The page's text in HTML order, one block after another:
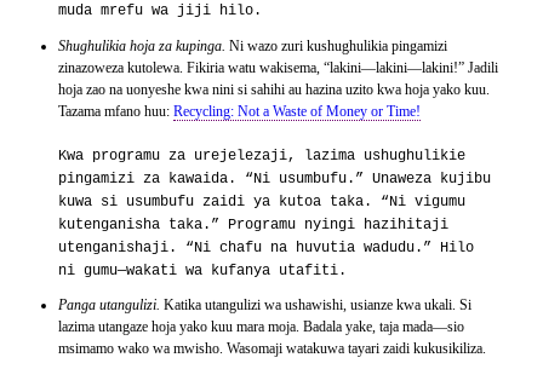
muda mrefu wa jiji hilo.
Shughulikia hoja za kupinga. Ni wazo zuri kushughulikia pingamizi
zinazoweza kutolewa. Fikiria watu wakisema, “lakini—lakini—lakini!” Jadili
hoja zao na uonyeshe kwa nini si sahihi au hazina uzito kwa hoja yako kuu.
Tazama mfano huu: Recycling: Not a Waste of Money or Time!
Kwa programu za urejelezaji, lazima ushughulikie
pingamizi za kawaida. “Ni usumbufu.” Unaweza kujibu
kuwa si usumbufu zaidi ya kutoa taka. “Ni vigumu
kutenganisha taka.” Programu nyingi hazihitaji
utenganishaji. “Ni chafu na huvutia wadudu.” Hilo
ni gumu—wakati wa kufanya utafiti.
Panga utangulizi. Katika utangulizi wa ushawishi, usianze kwa ukali. Si
lazima utangaze hoja yako kuu mara moja. Badala yake, taja mada—sio
msimamo wako wa mwisho. Wasomaji watakuwa tayari zaidi kukusikiliza.